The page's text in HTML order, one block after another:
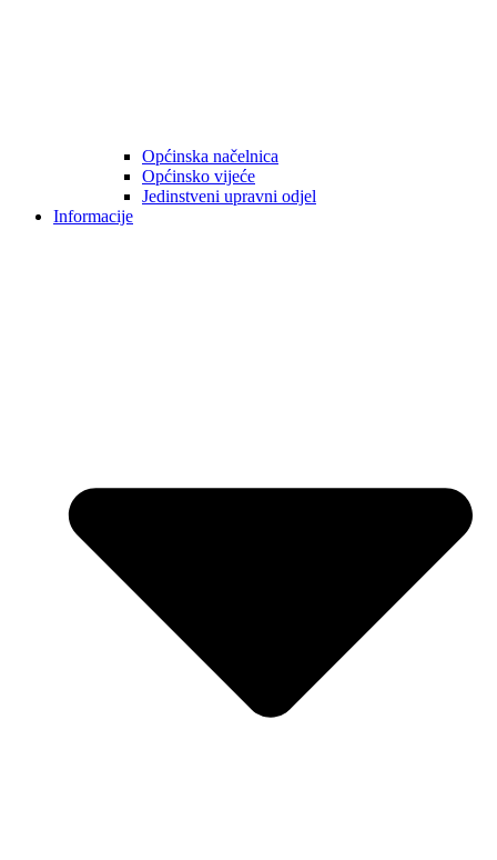
Općinska načelnica
Općinsko vijeće
Jedinstveni upravni odjel
Informacije